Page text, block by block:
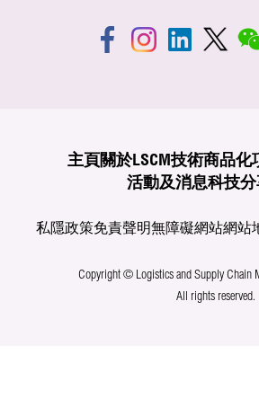
主頁 關於LSCM技術商品化
活動及消息科技
私隱政策免責聲明無障礙網站網站
Copyright © Logistics and Supply Chain
All rights reserved.